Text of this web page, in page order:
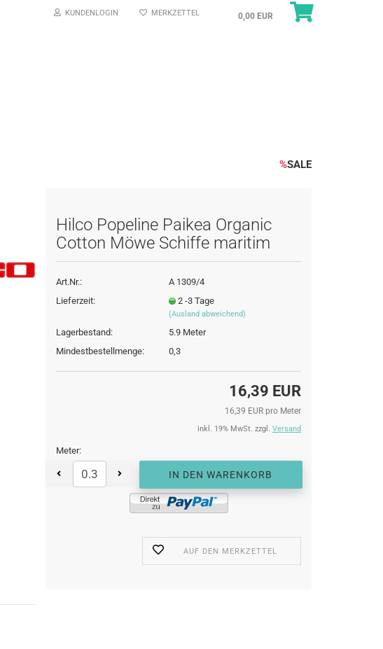
KUNDENLOGIN MERKZETTEL 0,00 EUR
%SALE
Hilco Popeline Paikea Organic
Cotton Möwe Schiffe maritim
Art.Nr.:
A 1309/4
Lieferzeit:
2 -3 Tage
(Ausland abweichend)
Lagerbestand: 5.9 Meter
Mindestbestellmenge:
0,3
16,39 EUR
16,39 EUR pro Meter
inkl. 19% MwSt. zzgl. Versand
Meter:
Meter
AUF DEN MERKZETTEL